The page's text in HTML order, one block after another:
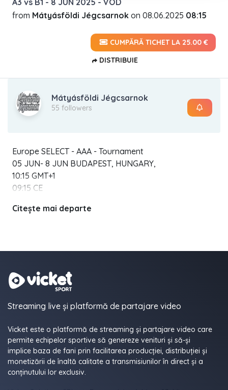
from Mátyásföldi Jégcsarnok on 08.06.2025 08:15
CUMPĂRĂ TICHET LA 25.00 €
DISTRIBUIE
Europe SELECT - AAA - Tournament
05 JUN- 8 JUN BUDAPEST, HUNGARY,
10:15 GMT+1
09:15 CE
Citește mai departe
Mátyásföldi Jégcsarnok
55 followers
Streaming live și platformă de partajare video
Vicket este o platformă de streaming și partajare video care
permite echipelor sportive să genereze venituri și să-și
implice baza de fani prin facilitarea producției, distribuției și
monetizării de înaltă calitate a transmisiunilor în direct și a
conținutului lor exclusiv.